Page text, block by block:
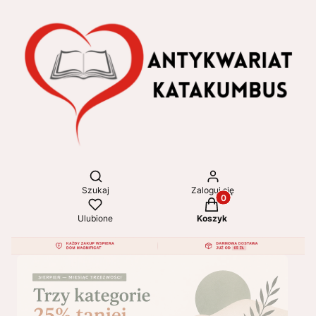
Otwórz wyszukiwarkę
Szukaj Zaloguj się
Ulubione
Produkty w koszyku:
Koszyk